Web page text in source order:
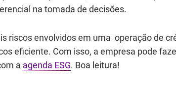
na tomada de decisões.
riscos envolvidos em uma operação de
eficiente. Com isso, a empresa pode
a agenda ESG. Boa leitura!